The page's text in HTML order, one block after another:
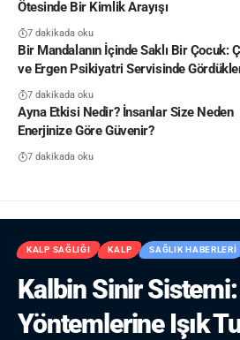
Ötesinde Bir Kimlik Arayışı
7 dakikada oku
Bir Mandalanın İçinde Saklı Bir Çocuk:
ve Ergen Psikiyatri Servisinde
7 dakikada oku
Ayna Etkisi Nedir? İnsanlar Size Neden
Enerjinize Göre Güvenir?
7 dakikada oku
KALP SAĞLIĞI KALP SAĞLIK HABERLERI
Kalbin Sinir
Yöntemlerine Işık